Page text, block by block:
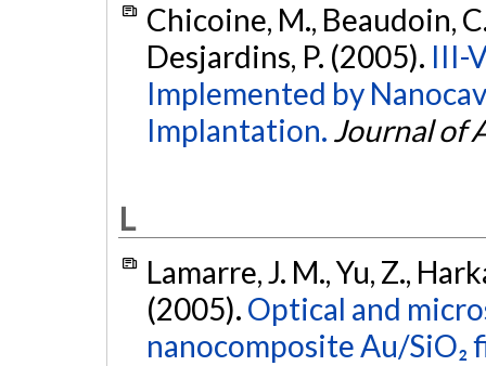
Chicoine, M., Beaudoin,
Desjardins, P. (2005). III-
Implemented by
Implantation. Journal of
L
Lamarre, J. M., Yu, Z.,
(2005). Optical and
nanocomposite Au/